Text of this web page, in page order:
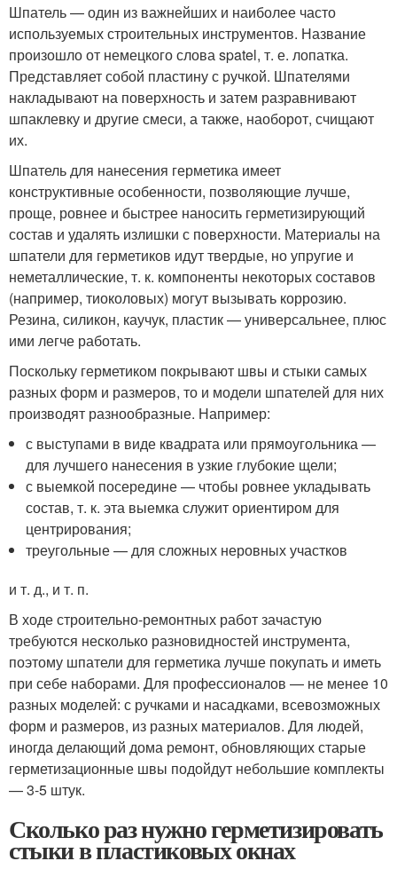
Шпатель — один из важнейших и наиболее часто
используемых строительных инструментов. Название
произошло от немецкого слова spatel, т. е. лопатка.
Представляет собой пластину с ручкой. Шпателями
накладывают на поверхность и затем разравнивают
шпаклевку и другие смеси, а также, наоборот, счищают
их.
Шпатель для нанесения герметика имеет
конструктивные особенности, позволяющие лучше,
проще, ровнее и быстрее наносить герметизирующий
состав и удалять излишки с поверхности. Материалы на
шпатели для герметиков идут твердые, но упругие и
неметаллические, т. к. компоненты некоторых составов
(например, тиоколовых) могут вызывать коррозию.
Резина, силикон, каучук, пластик — универсальнее, плюс
ими легче работать.
Поскольку герметиком покрывают швы и стыки самых
разных форм и размеров, то и модели шпателей для них
производят разнообразные. Например:
с выступами в виде квадрата или прямоугольника —
для лучшего нанесения в узкие глубокие щели;
с выемкой посередине — чтобы ровнее укладывать
состав, т. к. эта выемка служит ориентиром для
центрирования;
треугольные — для сложных неровных участков
и т. д., и т. п.
В ходе строительно-ремонтных работ зачастую
требуются несколько разновидностей инструмента,
поэтому шпатели для герметика лучше покупать и иметь
при себе наборами. Для профессионалов — не менее 10
разных моделей: с ручками и насадками, всевозможных
форм и размеров, из разных материалов. Для людей,
иногда делающий дома ремонт, обновляющих старые
герметизационные швы подойдут небольшие комплекты
— 3-5 штук.
Сколько раз нужно герметизировать
стыки в пластиковых окнах